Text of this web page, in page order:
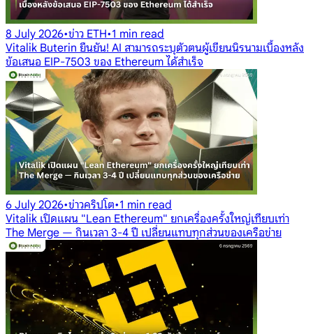
8 July 2026•ข่าว ETH•1 min read
Vitalik Buterin ยืนยัน! AI สามารถระบุตัวตนผู้เขียนนิรนามเบื้องหลัง
ข้อเสนอ EIP-7503 ของ Ethereum ได้สำเร็จ
6 July 2026•ข่าวคริปโต•1 min read
Vitalik เปิดแผน "Lean Ethereum" ยกเครื่องครั้งใหญ่เทียบเท่า
The Merge — กินเวลา 3-4 ปี เปลี่ยนแทบทุกส่วนของเครือข่าย